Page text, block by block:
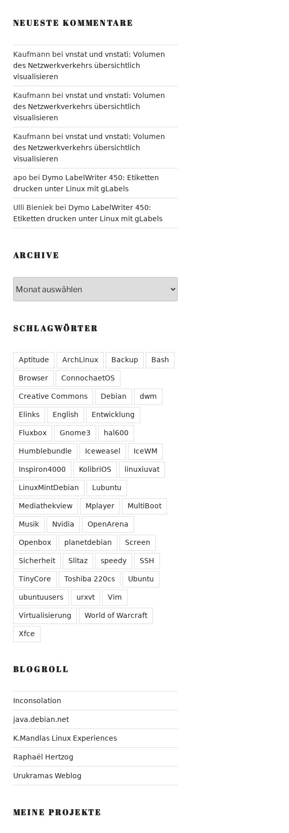
NEUESTE KOMMENTARE
Kaufmann bei vnstat und vnstati: Volumen
des Netzwerkverkehrs übersichtlich
visualisieren
Kaufmann bei vnstat und vnstati: Volumen
des Netzwerkverkehrs übersichtlich
visualisieren
Kaufmann bei vnstat und vnstati: Volumen
des Netzwerkverkehrs übersichtlich
visualisieren
apo bei Dymo LabelWriter 450: Etiketten
drucken unter Linux mit gLabels
Ulli Bieniekbei Dymo LabelWriter 450:
Etiketten drucken unter Linux mit gLabels
ARCHIVE
SCHLAGWÖRTER
Aptitude ArchLinux Backup Bash
Browser ConnochaetOS
Creative Commons Debian dwm
Elinks English Entwicklung
Fluxbox Gnome3 hal600
Humblebundle Iceweasel IceWM
Inspiron4000 KolibriOS linuxiuvat
LinuxMintDebian Lubuntu
Mediathekview Mplayer MultiBoot
Musik Nvidia OpenArena
Openbox planetdebian Screen
Sicherheit Slitaz speedy SSH
TinyCore Toshiba 220cs Ubuntu
ubuntuusers urxvt Vim
Virtualisierung World of Warcraft
Xfce
BLOGROLL
Inconsolation
java.debian.net
K.Mandlas Linux Experiences
Raphaël Hertzog
Urukramas Weblog
MEINE PROJEKTE